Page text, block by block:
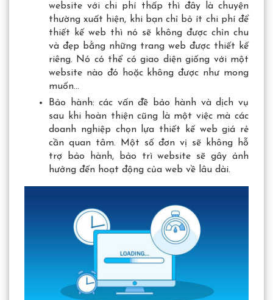
website với chi phí thấp thì đây là chuyện
thường xuất hiện, khi bạn chỉ bỏ ít chi phí để
thiết kế web thì nó sẽ không được chỉn chu
và đẹp bằng những trang web được thiết kế
riêng. Nó có thể có giao diện giống với một
website nào đó hoặc không được như mong
muốn…
Bảo hành: các vấn đề bảo hành và dịch vụ
sau khi hoàn thiện cũng là một việc mà các
doanh nghiệp chọn lựa thiết kế web giá rẻ
cần quan tâm. Một số đơn vị sẽ không hỗ
trợ bảo hành, bảo trì website sẽ gây ảnh
hưởng đến hoạt động của web về lâu dài.